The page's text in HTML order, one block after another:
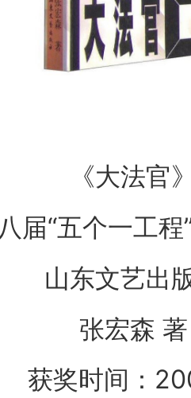
《大法官
届“五个一工程
山东文艺出
张宏森 著
获奖时间：